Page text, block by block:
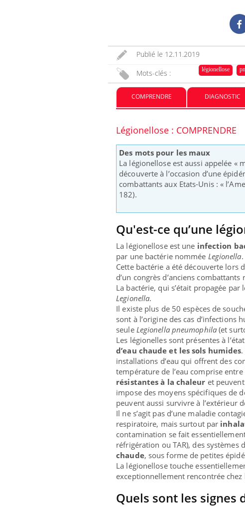
Publié le 12.11.2019
Mots-clés :
légionellose
COMPRENDRE DIAGNOSTIC
Légionellose : COMPRENDRE
Des mots pour les maux
La légionellose est aussi appelée «
découverte à l’occasion d’une
combattants aux Etats-Unis : «
182).
Qu'est-ce qu’une
La légionellose est une infection
par une bactérie nommée Legionella.
Cette bactérie a été découverte lors
d’un congrès d’anciens
La bactérie, qui s’était propagée
Legionella.
Il existe plus de 50 espèces de
sont à l’origine des cas d’infections
seule Legionella pneumophila(et
Les légionelles sont présentes à
d’eau chaude et les sols humides
installations d’eau qui offrent des
température de l’eau comprise
résistantes à la chaleur et
impose des moyens spécifiques de
peuvent aussi survivre à l’extérieur
Il ne s’agit pas d’une maladie
respiratoire, mais surtout par
contamination se fait
réfrigération ou TAR), des systèmes
chaude, sous forme de petites
La légionellose touche
exceptionnellement rencontrée
Quels sont les signes
Comment oublier les
écrans en vacances ?
Insuline & Charge mentale : et si on
osait en parler??Youtube
En 2026, l'insuline dans le diabète de type 2
reste entourée d'idées reçues chez les
patients comme parfois chez les soignants.
Youtube
Eczéma
préparer
L'été
rythme de
soleil,
...